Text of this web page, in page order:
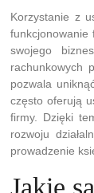
Korzystanie z
funkcjonowanie
swojego
rachunkowych
pozwala
często oferują
firmy. Dzięki
rozwoju
prowadzenie
Jakie